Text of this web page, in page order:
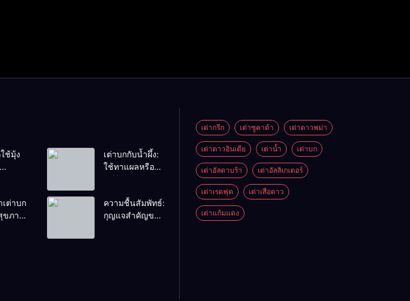
ช้มุ้ง
เต่าบกกับน้ำผึ้ง:
ใช้ทาแผลหรือ
ต่าบก
ขภาพ
ความชื้นสัมพัทธ์:
กุญแจสำคัญของ
เต่ากรีก เต่าซูคาต้า เต่าดาวพม่า
เต่าดาวอินเดีย เต่าน้ำ เต่าบก
เต่าอัลดาบร้า เต่าอัลลิเกเตอร์
เต่าเรดฟุต เต่าเสือดาว
เต่าแก้มแดง